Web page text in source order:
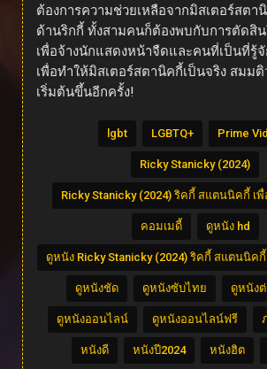
ต้องการความช่วยเหลือจากมิสเตอร์สตา
ด้านริกกี้ ทั้งสามคนก็ต้องพบกับการตัดสิ
เพื่อจ้างนักแสดงหน้าจืดและคนที่เป็นที่รู้
เพื่อทำให้มิสเตอร์สตานิคกี้เป็นจริง สมม
เริ่มต้นขึ้นอีกครั้ง!
lgbt LGBTQ+ Prime
Ricky Stanicky (2024)
Ricky Stanicky (2024) ริคกี้ สแตนนิคกี้ เ
คอมเมดี้ ดูหนัง hd
ดูหนัง Ricky Stanicky (2024) ริคกี้ สแตนนิค
ดูหนังชัด ดูหนังซับไทย ดูหนังต่
ดูหนังออนไลน์ ดูหนังออนไลน์ฟรี
หนังดี หนังปี2024 หนังฮิต